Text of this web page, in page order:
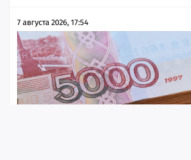
7 августа 2026, 17:54